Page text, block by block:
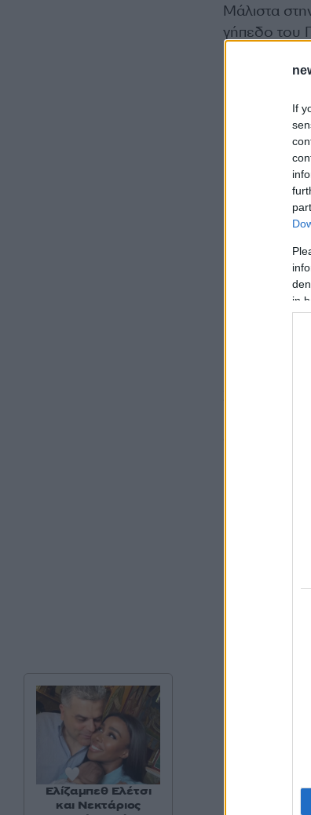
If
in
Μάλιστα
γήπεδο του
Σύμφωνα τη
πέταλα,
ώστε το
Ελίζαμπεθ Ελέτσι
και Νεκτάριος